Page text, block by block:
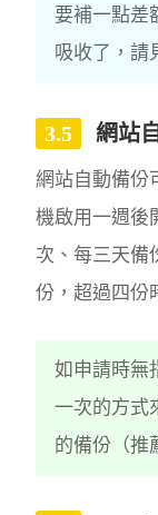
要補一點差
吸收了，請
網站
網站自動備份
機啟用一週後
次、每三天備
份，超過四份
如申請時無
一次的方式
的備份（推